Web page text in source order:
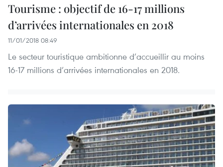
Tourisme : objectif de 16-17 millions
d’arrivées internationales en 2018
11/01/2018 08:49
Le secteur touristique ambitionne d’accueillir au moins
16-17 millions d’arrivées internationales en 2018.